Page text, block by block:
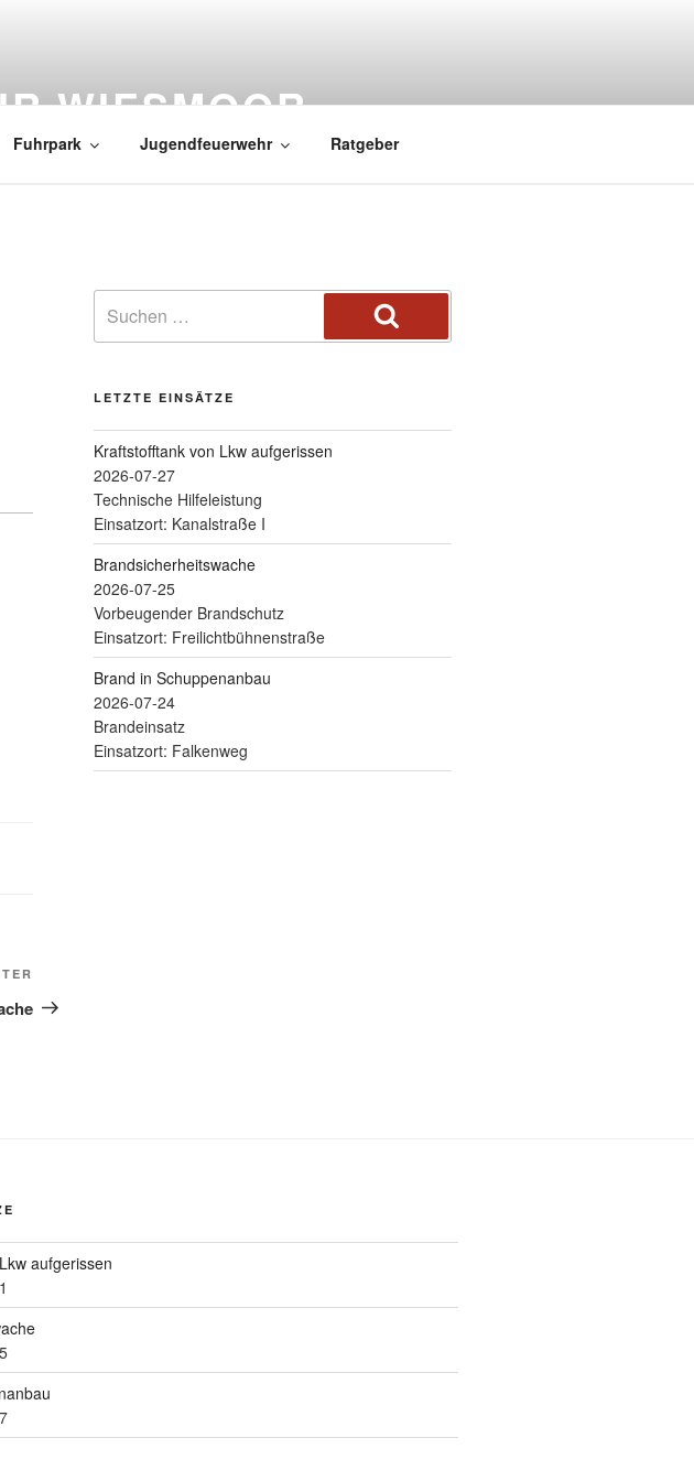
WIESMOOR
Fuhrpark Jugendfeuerwehr Ratgeber
LETZTE EINSÄTZE
Kraftstofftank von Lkw aufgerissen
2026-07-27
Technische Hilfeleistung
Einsatzort: Kanalstraße I
Brandsicherheitswache
2026-07-25
Vorbeugender Brandschutz
Einsatzort: Freilichtbühnenstraße
Brand in Schuppenanbau
2026-07-24
Brandeinsatz
Einsatzort: Falkenweg
aufgerissen